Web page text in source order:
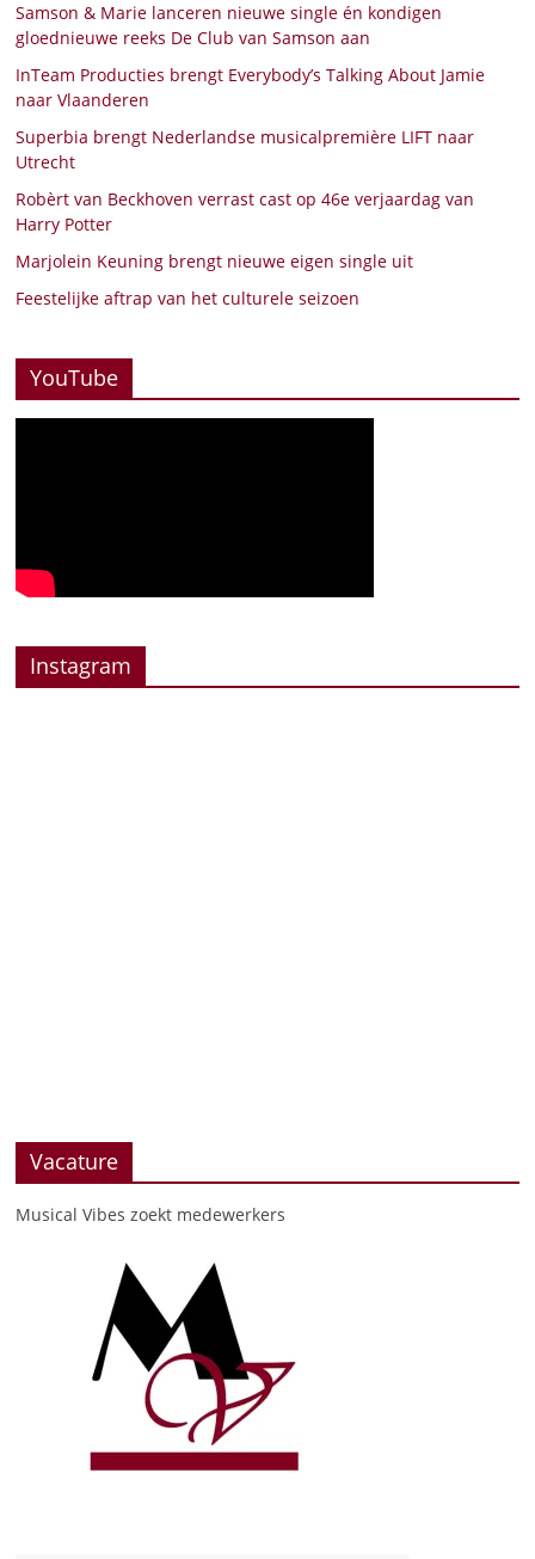
Samson & Marie lanceren nieuwe single én kondigen
gloednieuwe reeks De Club van Samson aan
InTeam Producties brengt Everybody’s Talking About Jamie
naar Vlaanderen
Superbia brengt Nederlandse musicalpremière LIFT naar
Utrecht
Robèrt van Beckhoven verrast cast op 46e verjaardag van
Harry Potter
Marjolein Keuning brengt nieuwe eigen single uit
Feestelijke aftrap van het culturele seizoen
YouTube
Instagram
Vacature
Musical Vibes zoekt medewerkers